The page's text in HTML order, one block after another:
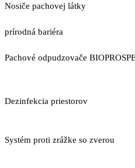
Nosiče pachovej látky
prírodná bariéra
Pachové odpudzovače
Dezinfekcia priestorov
Systém proti zrážke so zverou